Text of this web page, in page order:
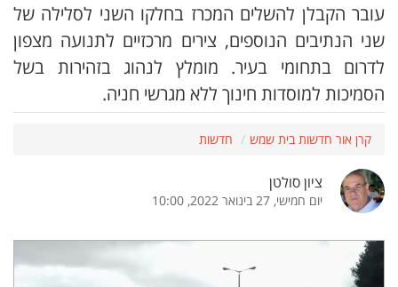
עובר הקבלן להשלים המכרז בחלקו השני לסלילה של
שני הנתיבים הנוספים, צירים מרכזיים לתנועה מצפון
לדרום בתחומי בעיר. מומלץ לנהוג בזהירות בשל
הסמיכות למוסדות חינוך ללא מגרשי חניה.
קרן אור חדשות בית שמש חדשות
ציון סולטן
יום חמישי, 27 בינואר 2022, 10:00